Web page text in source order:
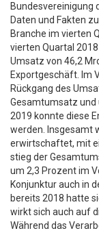
Bundesvereinigung
Daten und Fakten
Branche im vierten
vierten Quartal
Umsatz von 46,2
Exportgeschäft. Im
Rückgang des
Gesamtumsatz und
2019 konnte diese
werden. Insgesamt
erwirtschaftet, mit
stieg der
um 2,3 Prozent im
Konjunktur auch in
bereits 2018 hatte
wirkt sich auch auf
Während das